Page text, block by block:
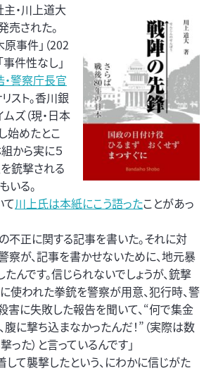
・川上道大
売された。
事件」（202
事件性なし」
警察庁長官
スト。香川銀
ズ（現・日本
始めたとこ
から実に５
銃撃される
いる。
川上氏は本紙にこう語ったことがあっ
不正に関する記事を書いた。それに対
察が、記事を書かせないために、地元暴
んです。信じられないでしょうが、銃撃
使われた拳銃を警察が用意、犯行時、警
害に失敗した報告を聞いて、“何で集金
腹に撃ち込まなかったんだ！”（実際は数
った）と言っているんです」
て襲撃したという、にわかに信じがた